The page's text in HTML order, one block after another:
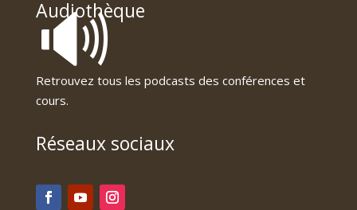
Audiothèque
🔊
Retrouvez tous les podcasts des conférences et
cours.
Réseaux sociaux